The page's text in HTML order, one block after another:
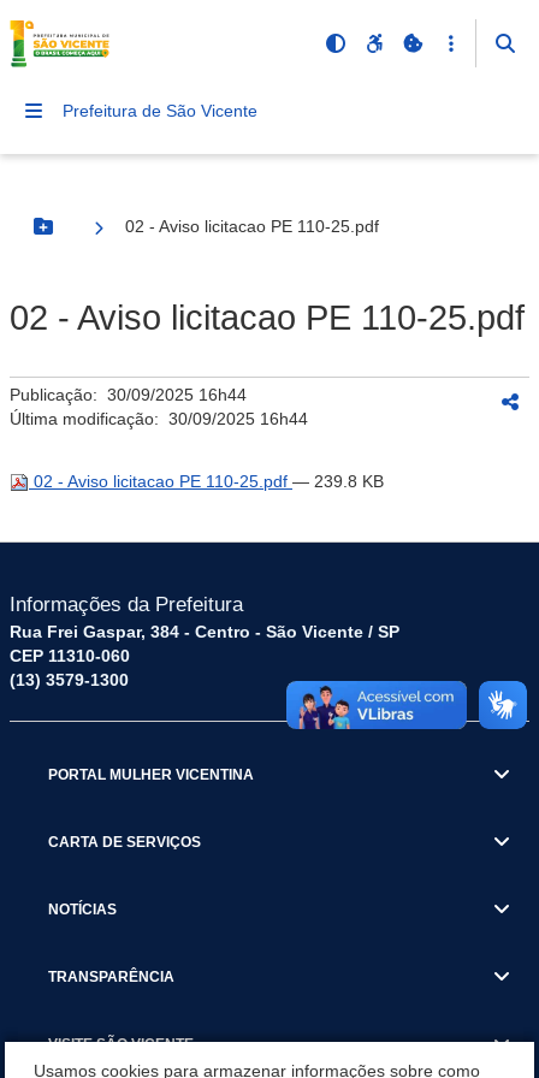
Prefeitura de São Vicente
Botão Menu
02 - Aviso licitacao PE 110-25.pdf
02 - Aviso licitacao PE 110-25.pdf
Publicação: 30/09/2025 16h44
Última modificação: 30/09/2025 16h44
02 - Aviso licitacao PE 110-25.pdf — 239.8 KB
Informações da Prefeitura
Rua Frei Gaspar, 384 - Centro - São Vicente / SP
CEP 11310-060
(13) 3579-1300
PORTAL MULHER VICENTINA
CARTA DE SERVIÇOS
NOTÍCIAS
TRANSPARÊNCIA
VISITE SÃO VICENTE
Usamos cookies para armazenar informações sobre como